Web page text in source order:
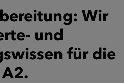
Wir
und
für die